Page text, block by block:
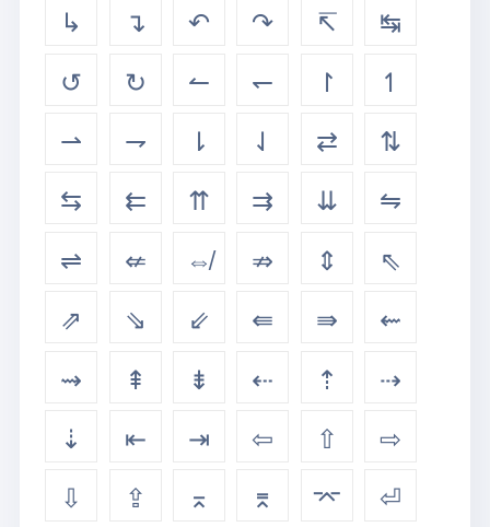
↳
↴ ↶ ↷ ↸
↹
↺
↻ ↼ ↽ ↾
↿
⇀
⇁ ⇂ ⇃ ⇄
⇅
⇆
⇇ ⇈ ⇉ ⇊
⇋
⇌
⇍ ⇎ ⇏ ⇕
⇖
⇗
⇘ ⇙ ⇚ ⇛
⇜
⇝
⇞ ⇟ ⇠ ⇡
⇢
⇣
⇤ ⇥ ⇦ ⇧
⇨
⇩
⇪ ⌅ ⌆ ⌤
⏎